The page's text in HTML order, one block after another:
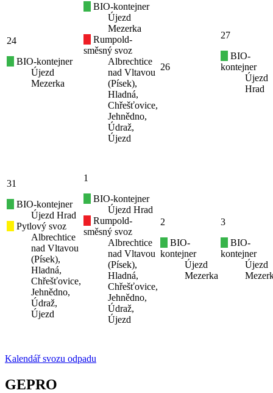
24
BIO-kontejner
Újezd
Mezerka
BIO-kontejner
Újezd
Mezerka
Rumpold-
směsný svoz
Albrechtice
nad Vltavou
(Písek),
Hladná,
Chřešťovice,
Jehnědno,
Údraž,
Újezd
26
27
BIO-
kontejner
Újezd
Hrad
31
BIO-kontejner
Újezd Hrad
Pytlový svoz
Albrechtice
nad Vltavou
(Písek),
Hladná,
Chřešťovice,
Jehnědno,
Údraž,
Újezd
1
BIO-kontejner
Újezd Hrad
Rumpold-
směsný svoz
Albrechtice
nad Vltavou
(Písek),
Hladná,
Chřešťovice,
Jehnědno,
Údraž,
Újezd
2
BIO-
kontejner
Újezd
Mezerka
3
BIO-
kontejner
Újezd
Kalendář svozu odpadu
GEPRO